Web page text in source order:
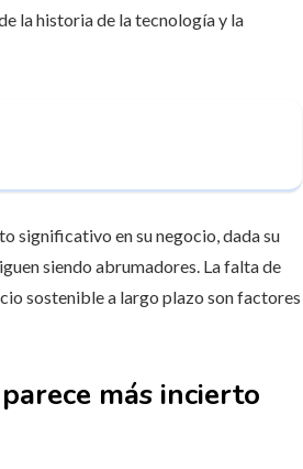
la historia de la tecnología y la
significativo en su negocio, dada su
siendo abrumadores. La falta de
sostenible a largo plazo son factores
más incierto